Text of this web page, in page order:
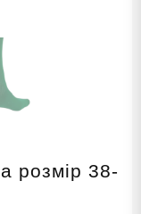
розмір 38-